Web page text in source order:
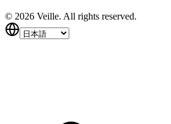
© 2026 Veille. All rights reserved.